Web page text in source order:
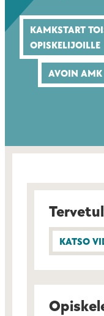
KAMKSTART
OPISKELIJOILLE
AVOIN AMK
KATSO